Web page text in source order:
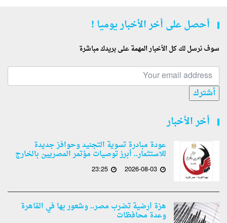
أحصل على أخر الأخبار يوميا !
سوف نرسل لك كل الأخبار المهمة على بريدك مباشرة
أشترك
أخر الأخبار
عودة مبادرة تسوية التجنيد وحوافز جديدة
للاستثمار.. أبرز توصيات مؤتمر المصريين بالخارج
2026-08-03
23:25
هزة أرضية تضرب مصر.. وشعور بها في القاهرة
وعدة محافظات